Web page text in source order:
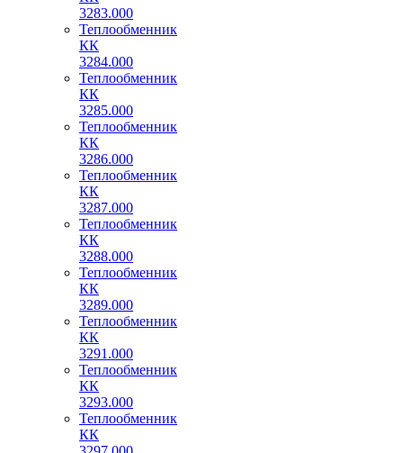
3283.000
Теплообменник
КК
3284.000
Теплообменник
КК
3285.000
Теплообменник
КК
3286.000
Теплообменник
КК
3287.000
Теплообменник
КК
3288.000
Теплообменник
КК
3289.000
Теплообменник
КК
3291.000
Теплообменник
КК
3293.000
Теплообменник
КК